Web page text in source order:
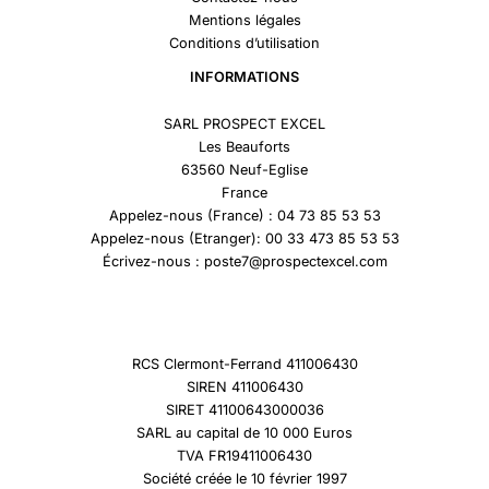
Mentions légales
Conditions d’utilisation
INFORMATIONS
SARL PROSPECT EXCEL
Les Beauforts
63560 Neuf-Eglise
France
Appelez-nous (France) : 04 73 85 53 53
Appelez-nous (Etranger): 00 33 473 85 53 53
Écrivez-nous : poste7@prospectexcel.com
RCS Clermont-Ferrand 411006430
SIREN 411006430
SIRET 41100643000036
SARL au capital de 10 000 Euros
TVA FR19411006430
Société créée le 10 février 1997